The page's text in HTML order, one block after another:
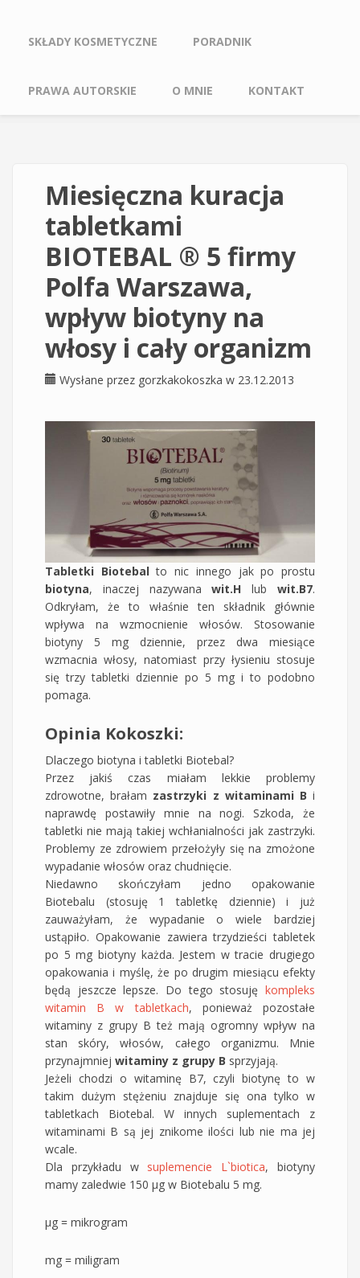
SKŁADY KOSMETYCZNE PORADNIK
PRAWA AUTORSKIE O MNIE KONTAKT
Miesięczna kuracja
tabletkami
BIOTEBAL ® 5 firmy
Polfa Warszawa,
wpływ biotyny na
włosy i cały organizm
Wysłane przez gorzkakokoszka w 23.12.2013
Tabletki Biotebalto nic innego jak po prostu
biotyna, inaczej nazywanawit.H lubwit.B7.
Odkryłam, że to właśnie ten składnik głównie
wpływa na wzmocnienie włosów. Stosowanie
biotyny 5 mg dziennie, przez dwa miesiące
wzmacnia włosy, natomiast przy łysieniu stosuje
się trzy tabletki dziennie po 5 mg i to podobno
pomaga.
Opinia Kokoszki:
Dlaczego biotyna i tabletki Biotebal?
Przez jakiś czas miałam lekkie problemy
zdrowotne, brałam zastrzyki z witaminami B i
naprawdę postawiły mnie na nogi. Szkoda, że
tabletki nie mają takiej wchłanialności jak zastrzyki.
Problemy ze zdrowiem przełożyły się na zmożone
wypadanie włosów oraz chudnięcie.
Niedawno skończyłam jedno opakowanie
Biotebalu (stosuję 1 tabletkę dziennie) i już
zauważyłam, że wypadanie o wiele bardziej
ustąpiło. Opakowanie zawiera trzydzieści tabletek
po 5 mg biotyny każda. Jestem w tracie drugiego
opakowania i myślę, że po drugim miesiącu efekty
będą jeszcze lepsze. Do tego stosuję kompleks
witamin B w tabletkach, ponieważ pozostałe
witaminy z grupy B też mają ogromny wpływ na
stan skóry, włosów, całego organizmu. Mnie
przynajmniej witaminy z grupy B sprzyjają.
Jeżeli chodzi o witaminę B7, czyli biotynę to w
takim dużym stężeniu znajduje się ona tylko w
tabletkach Biotebal. W innych suplementach z
witaminami B są jej znikome ilości lub nie ma jej
wcale.
Dla przykładu w suplemencie L`biotica, biotyny
mamy zaledwie 150 µg w Biotebalu 5 mg.
µg = mikrogram
mg = miligram